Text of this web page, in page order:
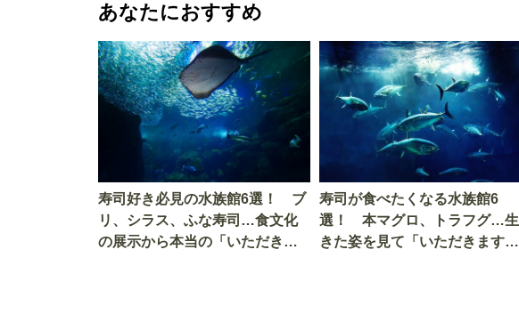
あなたにおすすめ
寿司好き必見の水族館6選！ ブ
リ、シラス、ふな寿司…食文化
の展示から本当の「いただきま
寿司が食べたくなる水族館6
選！ 本マグロ、トラフグ…生
きた姿を見て「いただきます」